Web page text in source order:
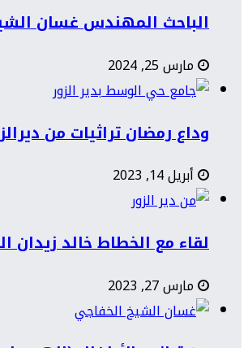
الباحث المهندس غسان
مارس 25, 2024
وداع رمضان تراثيات من
أبريل 14, 2023
لقاء مع الخطاط خالد زيدان
مارس 27, 2023